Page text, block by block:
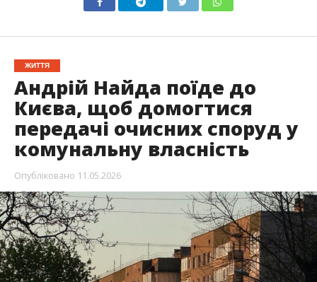
ЖИТТЯ
Андрій Найда поїде до
Києва, щоб домогтися
передачі очисних споруд у
комунальну власність
Опубліковано 11.05.2026